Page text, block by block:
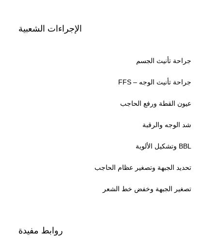
الإجراءات الشعبية
جراحة تأنيث الجسم
جراحة تأنيث الوجه – FFS
عيون القطة ورفع الحاجب
شد الوجه والرقبة
BBL وتشكيل الألوية
تحديد الجبهة وتصغير عظام الحاجب
تصغير الجبهة وخفض خط الشعر
روابط مفيدة